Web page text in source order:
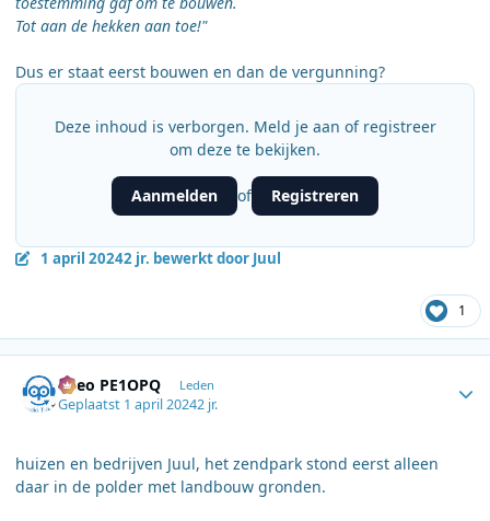
Tot aan de hekken aan toe!"
Dus er staat eerst bouwen en dan de vergunning?
Deze inhoud is verborgen. Meld je aan of registreer
om deze te bekijken.
Aanmelden of Registreren
1 april 20242 jr. bewerkt door Juul
1
Theo PE1OPQ Leden
Geplaatst 1 april 20242 jr.
huizen en bedrijven Juul, het zendpark stond eerst alleen
daar in de polder met landbouw gronden.